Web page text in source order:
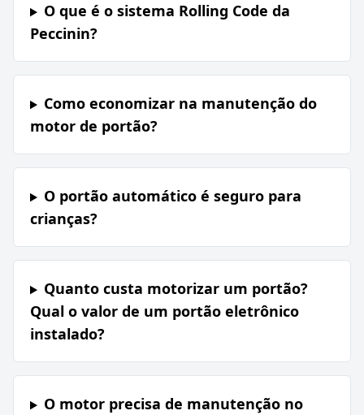
O que é o sistema Rolling Code da
Peccinin?
Como economizar na manutenção do
motor de portão?
O portão automático é seguro para
crianças?
Quanto custa motorizar um portão?
Qual o valor de um portão eletrônico
instalado?
O motor precisa de manutenção no